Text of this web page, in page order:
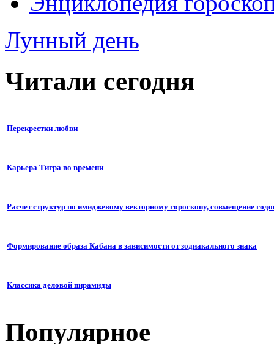
Лунный день
Читали сегодня
Перекрестки любви
Карьера Тигра во времени
Расчет структур по имиджевому векторному гороскопу, совмещение
Формирование образа Кабана в зависимости от зодиакального знака
Классика деловой пирамиды
Популярное